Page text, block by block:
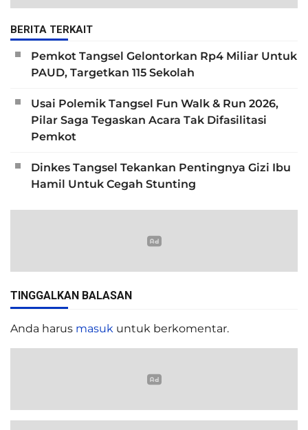
BERITA TERKAIT
Pemkot Tangsel Gelontorkan Rp4 Miliar Untuk
PAUD, Targetkan 115 Sekolah
Usai Polemik Tangsel Fun Walk & Run 2026,
Pilar Saga Tegaskan Acara Tak Difasilitasi
Pemkot
Dinkes Tangsel Tekankan Pentingnya Gizi Ibu
Hamil Untuk Cegah Stunting
TINGGALKAN BALASAN
Anda harus masuk untuk berkomentar.